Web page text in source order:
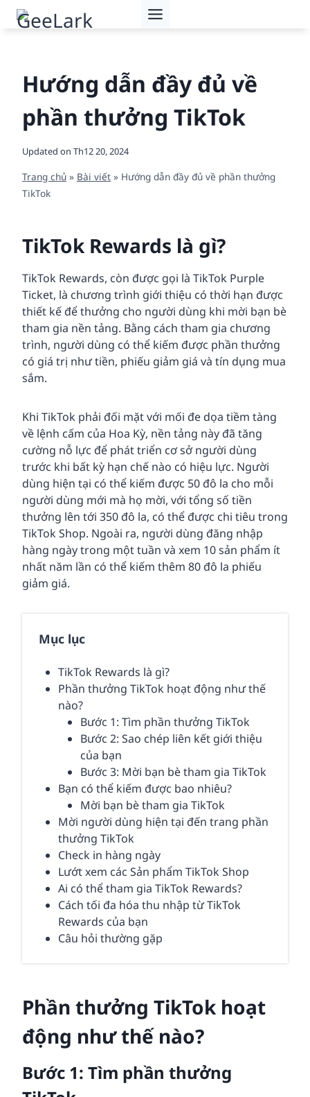
Skip
Hướng dẫn đầy đủ về
phần thưởng TikTok
Updated on Th12 20, 2024
Trang chủ » Bài viết » Hướng dẫn đầy đủ về phần thưởng
TikTok
TikTok Rewards là gì?
TikTok Rewards, còn được gọi là TikTok Purple
Ticket, là chương trình giới thiệu có thời hạn được
thiết kế để thưởng cho người dùng khi mời bạn bè
tham gia nền tảng. Bằng cách tham gia chương
trình, người dùng có thể kiếm được phần thưởng
có giá trị như tiền, phiếu giảm giá và tín dụng mua
sắm.
Khi TikTok phải đối mặt với mối đe dọa tiềm tàng
về lệnh cấm của Hoa Kỳ, nền tảng này đã tăng
cường nỗ lực để phát triển cơ sở người dùng
trước khi bất kỳ hạn chế nào có hiệu lực. Người
dùng hiện tại có thể kiếm được 50 đô la cho mỗi
người dùng mới mà họ mời, với tổng số tiền
thưởng lên tới 350 đô la, có thể được chi tiêu trong
TikTok Shop. Ngoài ra, người dùng đăng nhập
hàng ngày trong một tuần và xem 10 sản phẩm ít
nhất năm lần có thể kiếm thêm 80 đô la phiếu
giảm giá.
Mục lục
TikTok Rewards là gì?
Phần thưởng TikTok hoạt động như thế
nào?
Bước 1: Tìm phần thưởng TikTok
Bước 2: Sao chép liên kết giới thiệu
của bạn
Bước 3: Mời bạn bè tham gia TikTok
Bạn có thể kiếm được bao nhiêu?
Mời bạn bè tham gia TikTok
Mời người dùng hiện tại đến trang phần
thưởng TikTok
Check in hàng ngày
Lướt xem các Sản phẩm TikTok Shop
Ai có thể tham gia TikTok Rewards?
Cách tối đa hóa thu nhập từ TikTok
Rewards của bạn
Câu hỏi thường gặp
Phần thưởng TikTok hoạt
động như thế nào?
Bước 1: Tìm phần thưởng